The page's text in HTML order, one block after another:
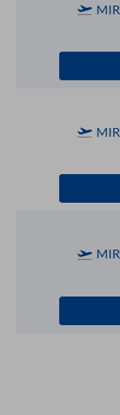
MIR
MIR
MIR